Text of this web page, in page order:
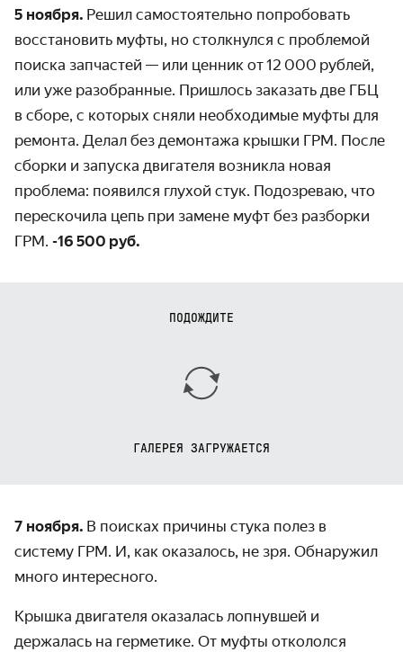
5 ноября. Решил самостоятельно попробовать
восстановить муфты, но столкнулся с проблемой
поиска запчастей — или ценник от 12 000 рублей,
или уже разобранные. Пришлось заказать две ГБЦ
в сборе, с которых сняли необходимые муфты для
ремонта. Делал без демонтажа крышки ГРМ. После
сборки и запуска двигателя возникла новая
проблема: появился глухой стук. Подозреваю, что
перескочила цепь при замене муфт без разборки
ГРМ. -16 500 руб.
ПОДОЖДИТЕ
ГАЛЕРЕЯ ЗАГРУЖАЕТСЯ
7 ноября. В поисках причины стука полез в
систему ГРМ. И, как оказалось, не зря. Обнаружил
много интересного.
Крышка двигателя оказалась лопнувшей и
держалась на герметике. От муфты откололся